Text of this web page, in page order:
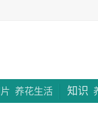
养花生活 知识